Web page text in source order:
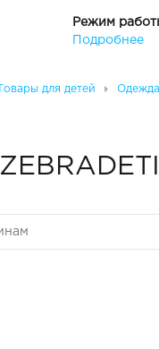
Режим
Подробнее
Товары для детей Одежда
ZEBRADETI